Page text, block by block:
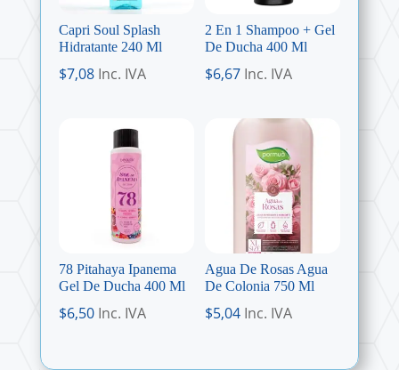
Capri Soul Splash
Hidratante 240 Ml
$7,08 Inc. IVA
2 En 1 Shampoo + Gel
De Ducha 400 Ml
$6,67 Inc. IVA
78 Pitahaya Ipanema
Gel De Ducha 400 Ml
$6,50 Inc. IVA
Agua De Rosas Agua
De Colonia 750 Ml
$5,04 Inc. IVA